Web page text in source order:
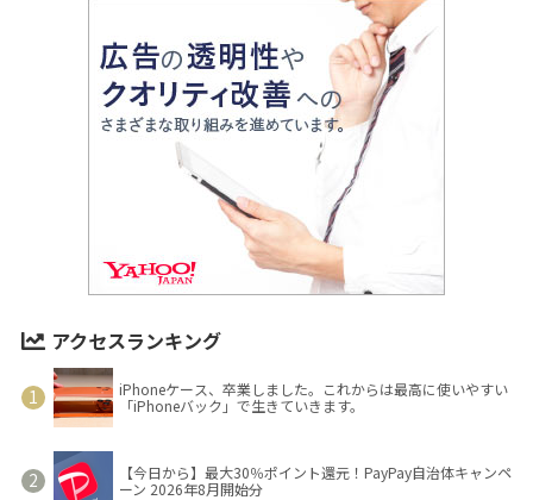
アクセスランキング
iPhoneケース、卒業しました。これからは最高に使いやすい
「iPhoneバック」で生きていきます。
【今日から】最大30％ポイント還元！PayPay自治体キャンペ
ーン 2026年8月開始分